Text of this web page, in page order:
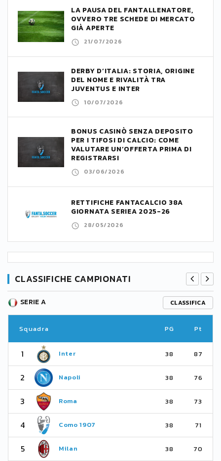
LA PAUSA DEL FANTALLENATORE,
OVVERO TRE SCHEDE DI MERCATO
GIÀ APERTE
21/07/2026
DERBY D’ITALIA: STORIA, ORIGINE
DEL NOME E RIVALITÀ TRA
JUVENTUS E INTER
10/07/2026
BONUS CASINÒ SENZA DEPOSITO
PER I TIFOSI DI CALCIO: COME
VALUTARE UN’OFFERTA PRIMA DI
REGISTRARSI
03/06/2026
RETTIFICHE FANTACALCIO 38A
GIORNATA SERIEA 2025-26
28/05/2026
CLASSIFICHE CAMPIONATI
SERIE A CLASSIFICA
Squadra PG Pt
1 Inter 38 87
2 Napoli 38 76
3 Roma 38 73
4 Como 1907 38 71
5 Milan 38 70